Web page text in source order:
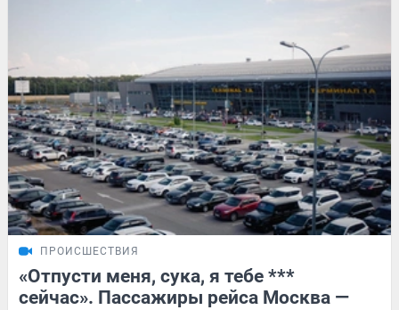
ПРОИСШЕСТВИЯ
«Отпусти меня, сука, я тебе ***
сейчас». Пассажиры рейса Москва —